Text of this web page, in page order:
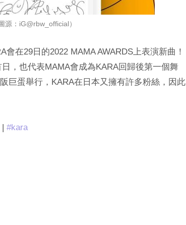
源：iG@rbw_official）
在29日的2022 MAMA AWARDS上表演新曲！
，也代表MAMA會成為KARA回歸後第一個舞
巨蛋舉行，KARA在日本又擁有許多粉絲，因此
#kara